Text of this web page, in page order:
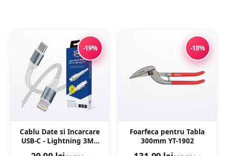
-19%
Cablu Date si Incarcare
USB-C - Lightning 3MK
-18%
Foarfeca pentru Tabla
300mm YT-1902